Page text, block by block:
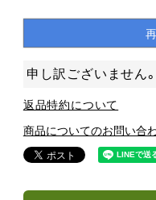
申し訳ございません
返品特約について
商品についてのお問い合